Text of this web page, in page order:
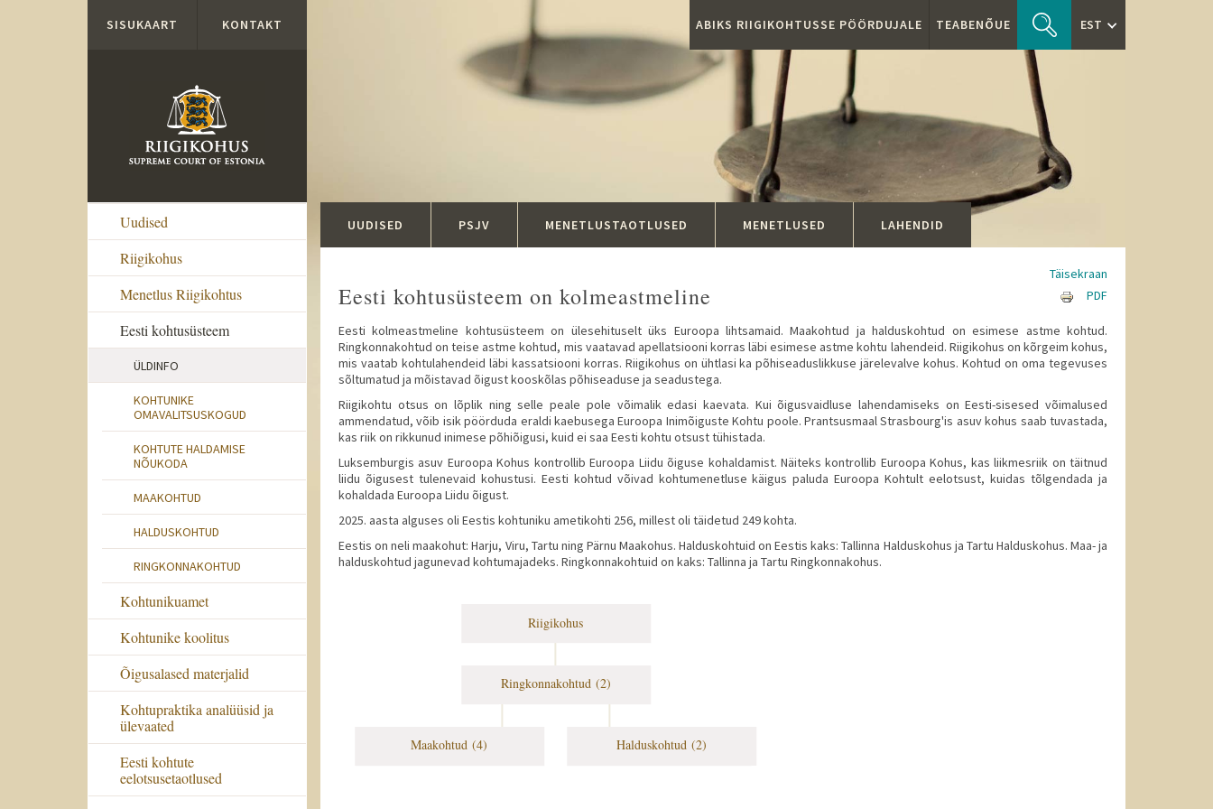
ABIKS RIIGIKOHTUSSE PÖÖRDUJALE TEABENÕUE EST
SISUKAART KONTAKT
Uudised
Riigikohus
Menetlus Riigikohtus
Eesti kohtusüsteem
ÜLDINFO
KOHTUNIKE
OMAVALITSUSKOGUD
KOHTUTE HALDAMISE
NÕUKODA
MAAKOHTUD
HALDUSKOHTUD
RINGKONNAKOHTUD
Kohtunikuamet
Kohtunike koolitus
Õigusalased materjalid
Kohtupraktika analüüsid ja
ülevaated
Eesti kohtute
eelotsusetaotlused
UUDISED PSJV MENETLUSTAOTLUSED MENETLUSED LAHENDID
Täisekraan
Eesti kohtusüsteem on kolmeastmeline PDF
Eesti kolmeastmeline kohtusüsteem on ülesehituselt üks Euroopa lihtsamaid. Maakohtud ja halduskohtud on esimese astme kohtud.
Ringkonnakohtud on teise astme kohtud, mis vaatavad apellatsiooni korras läbi esimese astme kohtu lahendeid. Riigikohus on kõrgeim kohus,
mis vaatab kohtulahendeid läbi kassatsiooni korras. Riigikohus on ühtlasi ka põhiseaduslikkuse järelevalve kohus. Kohtud on oma tegevuses
sõltumatud ja mõistavad õigust kooskõlas põhiseaduse ja seadustega.
Riigikohtu otsus on lõplik ning selle peale pole võimalik edasi kaevata. Kui õigusvaidluse lahendamiseks on Eesti-sisesed võimalused
ammendatud, võib isik pöörduda eraldi kaebusega Euroopa Inimõiguste Kohtu poole. Prantsusmaal Strasbourg'is asuv kohus saab tuvastada,
kas riik on rikkunud inimese põhiõigusi, kuid ei saa Eesti kohtu otsust tühistada.
Luksemburgis asuv Euroopa Kohus kontrollib Euroopa Liidu õiguse kohaldamist. Näiteks kontrollib Euroopa Kohus, kas liikmesriik on täitnud
liidu õigusest tulenevaid kohustusi. Eesti kohtud võivad kohtumenetluse käigus paluda Euroopa Kohtult eelotsust, kuidas tõlgendada ja
kohaldada Euroopa Liidu õigust.
2025. aasta alguses oli Eestis kohtuniku ametikohti 256, millest oli täidetud 249 kohta.
Eestis on neli maakohut: Harju, Viru, Tartu ning Pärnu Maakohus. Halduskohtuid on Eestis kaks: Tallinna Halduskohus ja Tartu Halduskohus. Maa- ja
halduskohtud jagunevad kohtumajadeks. Ringkonnakohtuid on kaks: Tallinna ja Tartu Ringkonnakohus.
Riigikohus
Ringkonnakohtud (2)
Maakohtud (4) Halduskohtud (2)